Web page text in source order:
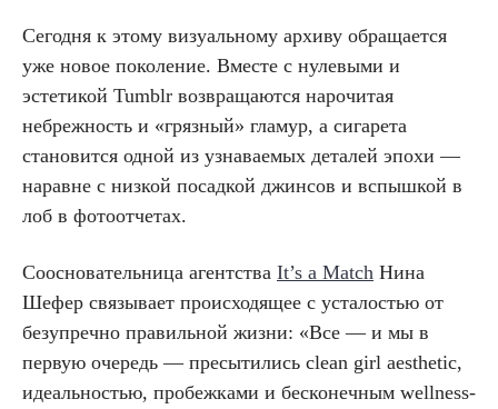
Сегодня к этому визуальному архиву обращается
уже новое поколение. Вместе с нулевыми и
эстетикой Tumblr возвращаются нарочитая
небрежность и «грязный» гламур, а сигарета
становится одной из узнаваемых деталей эпохи —
наравне с низкой посадкой джинсов и вспышкой в
лоб в фотоотчетах.
Соосновательница агентства It’s a Match Нина
Шефер связывает происходящее с усталостью от
безупречно правильной жизни: «Все — и мы в
первую очередь — пресытились clean girl aesthetic,
идеальностью, пробежками и бесконечным wellness-